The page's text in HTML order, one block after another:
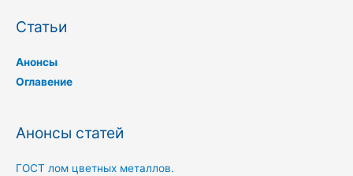
Статьи
Анонсы
Оглавение
Анонсы статей
ГОСТ лом цветных металлов.